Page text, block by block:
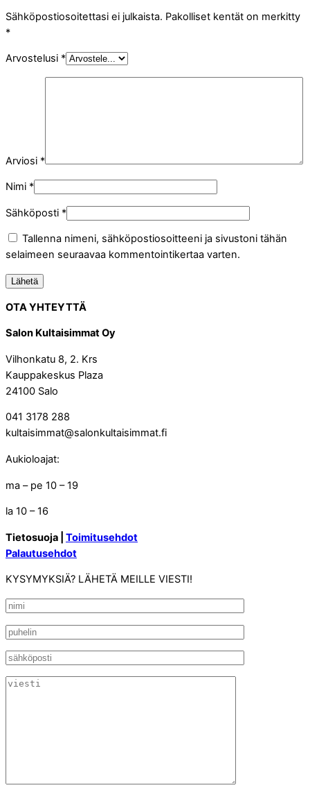
Sähköpostiosoitettasi ei julkaista. Pakolliset kentät on merkitty
*
Arvostelusi *
Arviosi *
Nimi *
Sähköposti *
Tallenna nimeni, sähköpostiosoitteeni ja sivustoni tähän
selaimeen seuraavaa kommentointikertaa varten.
OTA YHTEYTTÄ
Salon Kultaisimmat Oy
Vilhonkatu 8, 2. Krs
Kauppakeskus Plaza
24100 Salo
041 3178 288
kultaisimmat@salonkultaisimmat.fi
Aukioloajat:
ma – pe 10 – 19
la 10 – 16
Tietosuoja | Toimitusehdot
Palautusehdot
KYSYMYKSIÄ? LÄHETÄ MEILLE VIESTI!